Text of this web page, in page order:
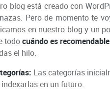
blog está creado con
Pero de momento te
en nuestro blog y un
todocuándo es
el hilo.
Las categorías
en un futuro.